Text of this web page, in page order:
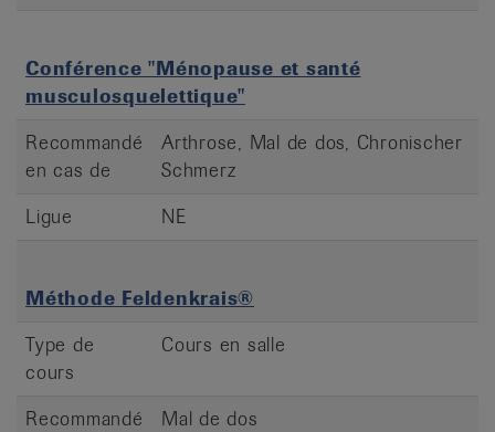
Conférence "Ménopause et santé
musculosquelettique"
Recommandé
en cas de
Arthrose, Mal de dos, Chronischer
Schmerz
Ligue
NE
Méthode Feldenkrais®
Type de
cours
Cours en salle
Recommandé
Mal de dos